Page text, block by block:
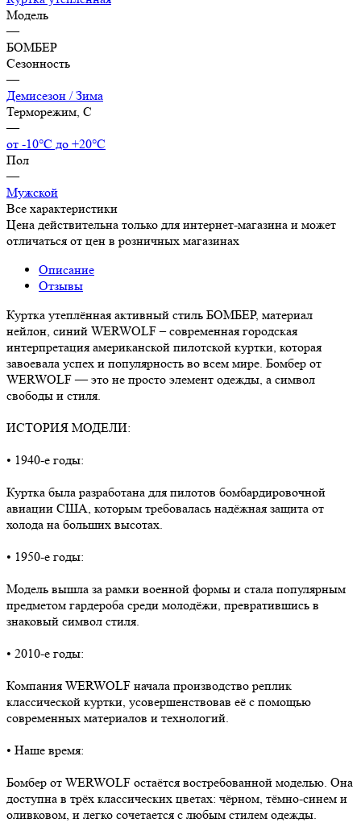
Модель
—
БОМБЕР
Сезонность
—
Демисезон / Зима
Терморежим, C
—
от -10°С до +20°С
Пол
—
Мужской
Все характеристики
Цена действительна только для интернет-магазина и может
отличаться от цен в розничных магазинах
Описание
Отзывы
Куртка утеплённая активный стиль БОМБЕР, материал
нейлон, синий WERWOLF – современная городская
интерпретация американской пилотской куртки, которая
завоевала успех и популярность во всем мире. Бомбер от
WERWOLF — это не просто элемент одежды, а символ
свободы и стиля.
ИСТОРИЯ МОДЕЛИ:
• 1940-е годы:
Куртка была разработана для пилотов бомбардировочной
авиации США, которым требовалась надёжная защита от
холода на больших высотах.
• 1950-е годы:
Модель вышла за рамки военной формы и стала популярным
предметом гардероба среди молодёжи, превратившись в
знаковый символ стиля.
• 2010-е годы:
Компания WERWOLF начала производство реплик
классической куртки, усовершенствовав её с помощью
современных материалов и технологий.
• Наше время:
Бомбер от WERWOLF остаётся востребованной моделью. Она
доступна в трёх классических цветах: чёрном, тёмно-синем и
оливковом, и легко сочетается с любым стилем одежды.